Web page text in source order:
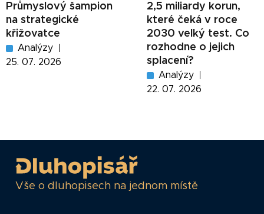
Průmyslový šampion
na strategické
křižovatce
Analýzy
25. 07. 2026
2,5 miliardy korun,
které čeká v roce
2030 velký test. Co
rozhodne o jejich
splacení?
Analýzy
22. 07. 2026
Vše o dluhopisech na jednom místě